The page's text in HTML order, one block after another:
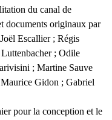
du canal de
documents originaux par
Escallier ; Régis
; Odile
; Martine Sauve
Gidon ; Gabriel
pour la conception et le